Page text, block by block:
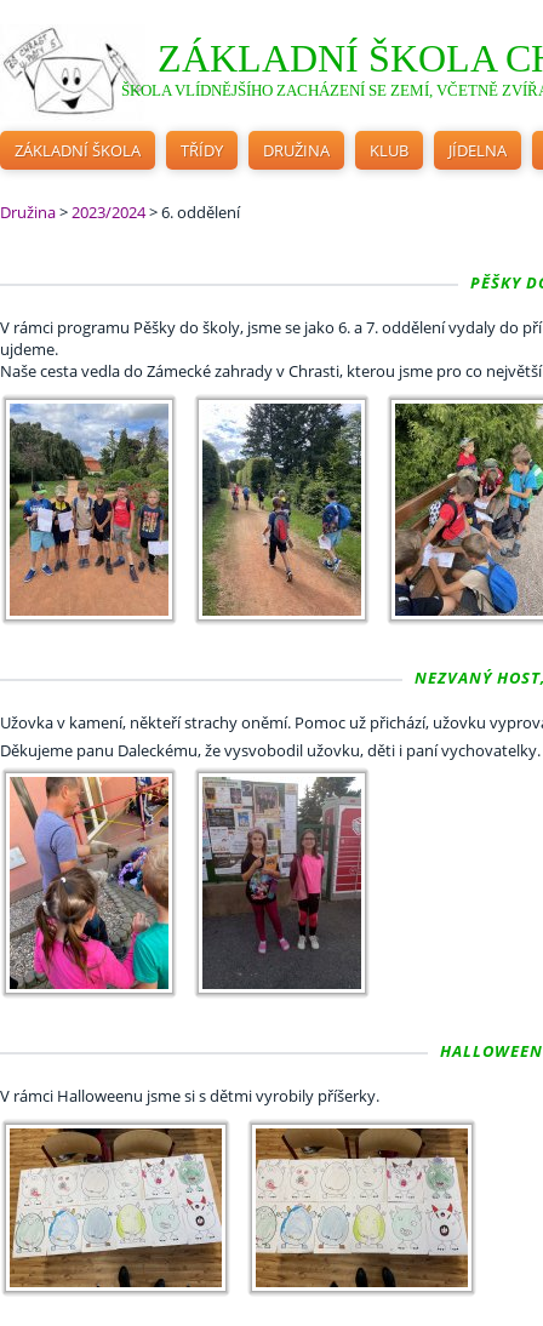
ZÁKLADNÍ ŠKOLA
ŠKOLA VLÍDNĚJŠÍHO ZACHÁZENÍ SE ZEMÍ, VČETNĚ
ZÁKLADNÍ ŠKOLA TŘÍDY DRUŽINA KLUB JÍDELNA
Družina>2023/2024>6. oddělení
PĚŠKY
V rámci programu Pěšky do školy, jsme se jako 6. a 7. oddělení vydaly do
ujdeme.
Naše cesta vedla do Zámecké zahrady v Chrasti, kterou jsme pro co
NEZVANÝ
Užovka v kamení, někteří strachy oněmí. Pomoc už přichází, užovku
Děkujeme panu Daleckému, že vysvobodil užovku, děti i paní vychovatelky.
V rámci Halloweenu jsme si s dětmi vyrobily příšerky.